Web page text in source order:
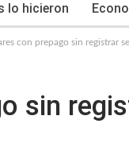
lo hicieron
con prepago sin registrar
sin